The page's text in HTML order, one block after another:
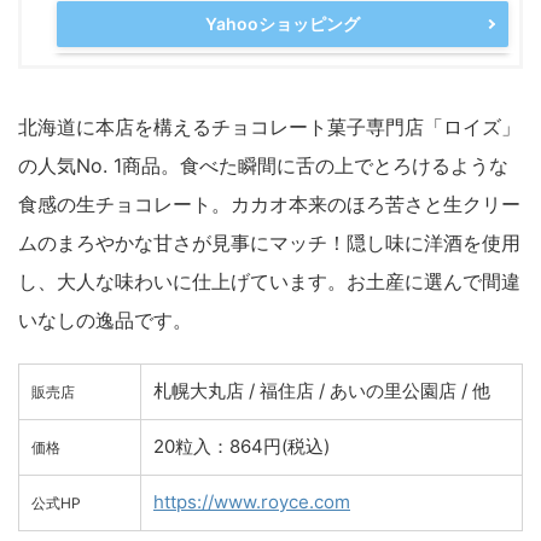
Yahooショッピング
北海道に本店を構えるチョコレート菓子専門店「ロイズ」
の人気No. 1商品。食べた瞬間に舌の上でとろけるような
食感の生チョコレート。カカオ本来のほろ苦さと生クリー
ムのまろやかな甘さが見事にマッチ！隠し味に洋酒を使用
し、大人な味わいに仕上げています。お土産に選んで間違
いなしの逸品です。
販売店 札幌大丸店 / 福住店 / あいの里公園店 / 他
価格 20粒入：864円(税込)
公式HP https://www.royce.com